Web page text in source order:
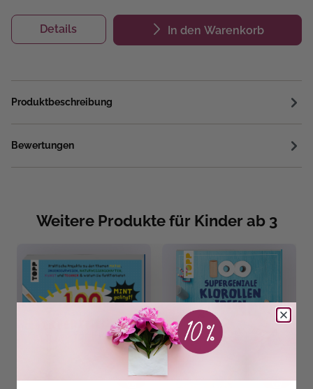
Details In den Warenkorb
Produktbeschreibung
Bewertungen
Weitere Produkte für Kinder ab 3